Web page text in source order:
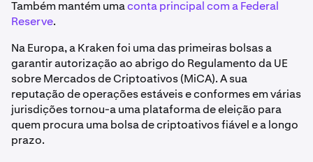
Também mantém umaconta principal com a Federal
Reserve.
Na Europa, a Kraken foi uma das primeiras bolsas a
garantir autorização ao abrigo do Regulamento da UE
sobre Mercados de Criptoativos (MiCA). A sua
reputação de operações estáveis e conformes em várias
jurisdições tornou-a uma plataforma de eleição para
quem procura uma bolsa de criptoativos fiável e a longo
prazo.